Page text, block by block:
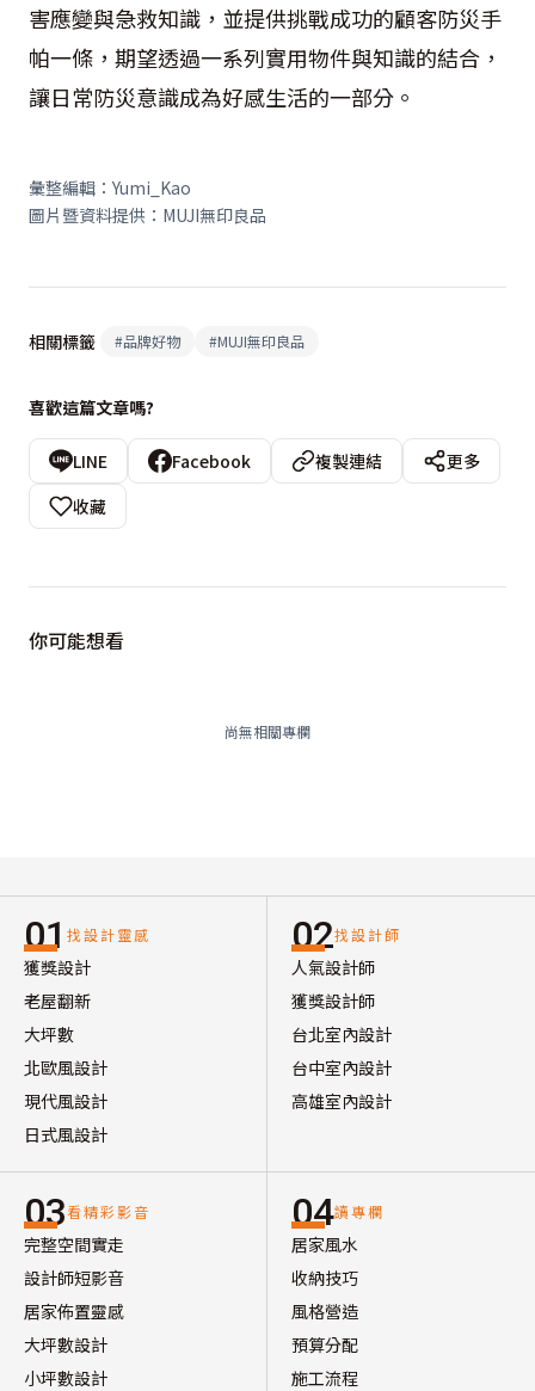
害應變與急救知識，並提供挑戰成功的顧客防災手
帕一條，期望透過一系列實用物件與知識的結合，
讓日常防災意識成為好感生活的一部分。
彙整編輯：Yumi_Kao
圖片暨資料提供：MUJI無印良品
相關標籤 #品牌好物 #MUJI無印良品
喜歡這篇文章嗎?
LINE Facebook 複製連結
更多
收藏
你可能想看
尚無相關專欄
01 找設計靈感
獲獎設計
老屋翻新
大坪數
北歐風設計
現代風設計
日式風設計
02找設計師
人氣設計師
獲獎設計師
台北室內設計
台中室內設計
高雄室內設計
03看精彩影音
完整空間實走
設計師短影音
居家佈置靈感
大坪數設計
小坪數設計
04讀專欄
居家風水
收納技巧
風格營造
預算分配
施工流程